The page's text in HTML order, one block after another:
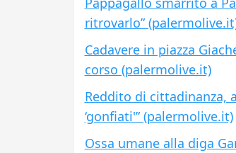
ritrovarlo”
Cadavere in piazza
corso (palermolive.it)
Reddito di cittadinanza,
‘gonfiati'” (palermolive.it)
Ossa umane alla diga